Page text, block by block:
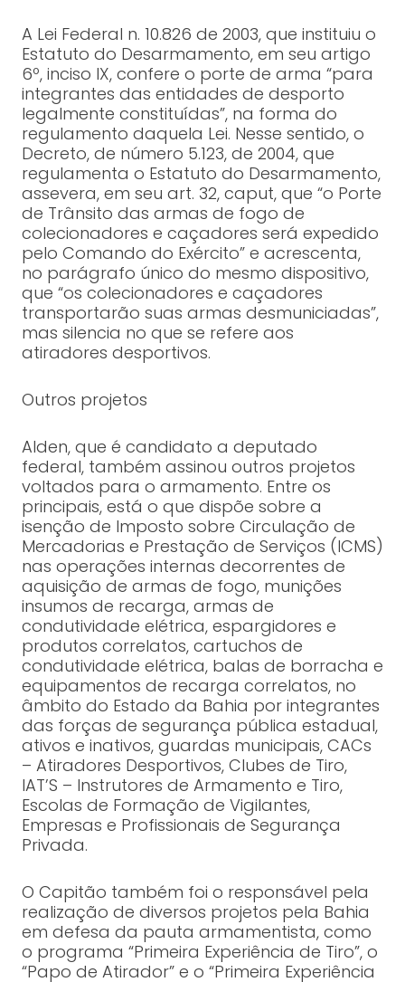
A Lei Federal n. 10.826 de 2003, que instituiu o
Estatuto do Desarmamento, em seu artigo
6º, inciso IX, confere o porte de arma “para
integrantes das entidades de desporto
legalmente constituídas”, na forma do
regulamento daquela Lei. Nesse sentido, o
Decreto, de número 5.123, de 2004, que
regulamenta o Estatuto do Desarmamento,
assevera, em seu art. 32, caput, que “o Porte
de Trânsito das armas de fogo de
colecionadores e caçadores será expedido
pelo Comando do Exército” e acrescenta,
no parágrafo único do mesmo dispositivo,
que “os colecionadores e caçadores
transportarão suas armas desmuniciadas”,
mas silencia no que se refere aos
atiradores desportivos.
Outros projetos
Alden, que é candidato a deputado
federal, também assinou outros projetos
voltados para o armamento. Entre os
principais, está o que dispõe sobre a
isenção de Imposto sobre Circulação de
Mercadorias e Prestação de Serviços (ICMS)
nas operações internas decorrentes de
aquisição de armas de fogo, munições
insumos de recarga, armas de
condutividade elétrica, espargidores e
produtos correlatos, cartuchos de
condutividade elétrica, balas de borracha e
equipamentos de recarga correlatos, no
âmbito do Estado da Bahia por integrantes
das forças de segurança pública estadual,
ativos e inativos, guardas municipais, CACs
– Atiradores Desportivos, Clubes de Tiro,
IAT’S – Instrutores de Armamento e Tiro,
Escolas de Formação de Vigilantes,
Empresas e Profissionais de Segurança
Privada.
O Capitão também foi o responsável pela
realização de diversos projetos pela Bahia
em defesa da pauta armamentista, como
o programa “Primeira Experiência de Tiro”, o
“Papo de Atirador” e o “Primeira Experiência